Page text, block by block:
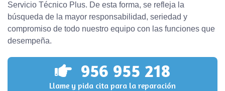
Servicio Técnico Plus. De esta forma, se refleja la
búsqueda de la mayor responsabilidad, seriedad y
compromiso de todo nuestro equipo con las funciones que
desempeña.
956 955 218
Llame y pida cita para la reparación